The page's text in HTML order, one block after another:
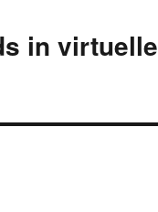
in virtuelle